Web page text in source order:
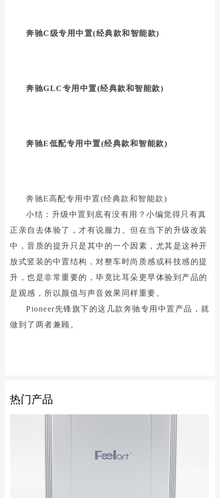
奔驰C级专用中置(经典款和智能款)
奔驰GLC专用中置(经典款和智能款)
奔驰E低配专用中置(经典款和智能款)
奔驰E高配专用中置(经典款和智能款)
小结：升级中置到底有没有用？小编觉得只有真
正亲自去体验了，才有说服力。但在当下的升级改装
中，音质的提升只是其中的一个因素，尤其是这种开
放式竖装的中置结构，对整车时尚质感或科技感的提
升，也是非常重要的，毕竟比耳朵更早体验到产品的
是观感，所以颜值与声音效果同样重要。
Pioneer先锋旗下的这几款奔驰专用中置产品，就
做到了两者兼顾。
热门产品